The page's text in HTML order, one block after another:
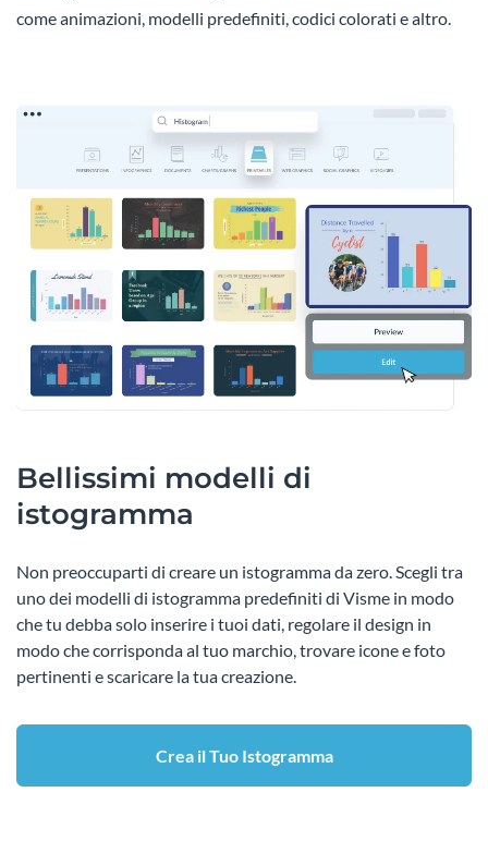
come animazioni, modelli predefiniti, codici colorati e altro.
Bellissimi modelli di
istogramma
Non preoccuparti di creare un istogramma da zero. Scegli tra
uno dei modelli di istogramma predefiniti di Visme in modo
che tu debba solo inserire i tuoi dati, regolare il design in
modo che corrisponda al tuo marchio, trovare icone e foto
pertinenti e scaricare la tua creazione.
Crea il Tuo Istogramma